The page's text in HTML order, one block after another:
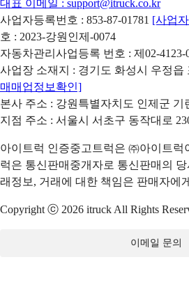
대표 이메일 : support@itruck.co.kr
사업자등록번호 : 853-87-01781 [사업
호 : 2023-강원인제-0074
자동차관리사업등록 번호 : 제02-4123-
사업장 소재지 : 경기도 화성시 우정읍
매매업정보확인]
본사 주소 : 강원특별자치도 인제군 기
지점 주소 : 서울시 서초구 동작대로
아이트럭 인증중고트럭은 ㈜아이트럭
럭은 통신판매중개자로 통신판매의
래정보, 거래에 대한 책임은 판매자에
Copyright ⓒ 2026 itruck All Rights
이메일 문의